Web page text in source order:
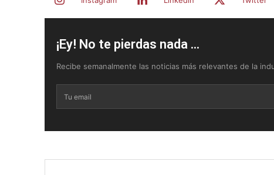
¡Ey! No te pierdas nada ...
Recibe semanalmente las noticias más relevantes de la